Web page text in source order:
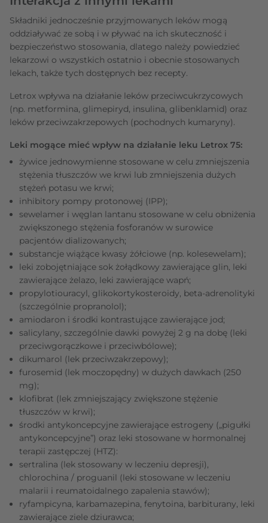
Składniki jednocześnie przyjmowanych leków mogą
oddziaływać ze sobą i w pływać na ich skuteczność i
bezpieczeństwo stosowania, dlatego należy powiedzieć
lekarzowi o wszystkich ostatnio i obecnie stosowanych
lekach, także tych dostępnych bez recepty.
Letrox wpływa na działanie leków przeciwcukrzycowych
(np. metformina, glimepiryd, insulina, glibenklamid) oraz
leków przeciwzakrzepowych (pochodnych kumaryny).
Leki mogące mieć wpływ na działanie leku Letrox 75:
żywice jednowymienne stosowane w celu zmniejszenia
stężenia tłuszczów we krwi lub zmniejszenia dużych
stężeń potasu we krwi;
inhibitory pompy protonowej (IPP);
sewelamer i węglan lantanu stosowane w celu obniżenia
zwiększonego stężenia fosforanów w surowice
pacjentów dializowanych;
substancje wiążące kwasy żółciowe (np. kolesewelam);
leki zobojętniające sok żołądkowy zawierające glin, leki
zawierające żelazo, leki zawierające wapń;
propylotiouracyl, glikokortykosteroidy, beta-adrenolityki
(szczególnie propranolol);
amiodaron i środki kontrastujące zawierające jod;
salicylany, szczególnie dawki powyżej 2 g na dobę (leki
przeciwgorączkowe i przeciwbólowe);
dikumarol (lek przeciwzakrzepowy);
furosemid (lek moczopędny) w dużych dawkach (250
mg);
klofibrat (lek zmniejszający zwiększone stężenie
tłuszczów w krwi);
środki antykoncepcyjne zawierające estrogeny („pigułki
antykoncepcyjne”) oraz leki stosowane w hormonalnej
terapii zastępczej (HTZ):
sertralina (lek stosowany w leczeniu depresji),
chlorochina / proguanil (leki stosowane w leczeniu
malarii i reumatoidalnego zapalenia stawów);
ryfampicyna, karbamazepina, fenytoina, barbiturany, leki
zawierające ziele dziurawca;